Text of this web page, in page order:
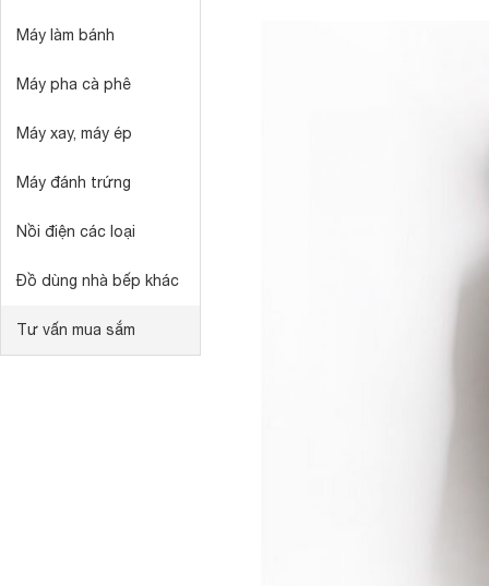
Máy làm bánh
Máy pha cà phê
Máy xay, máy ép
Máy đánh trứng
Nồi điện các loại
Đồ dùng nhà bếp khác
Tư vấn mua sắm